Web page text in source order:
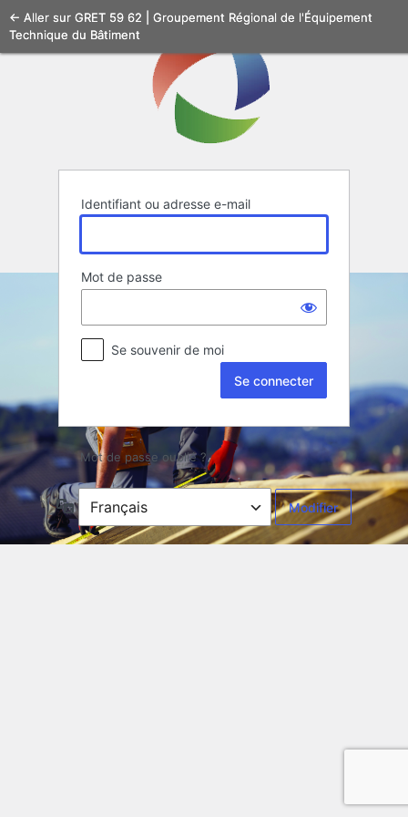
Se
connecter
Identifiant ou adresse e-mail
Mot de passe
Se souvenir de moi
Mot de passe oublié ?
← Aller sur GRET 59 62 | Groupement Régional de l'Équipement
Technique du Bâtiment
Langue